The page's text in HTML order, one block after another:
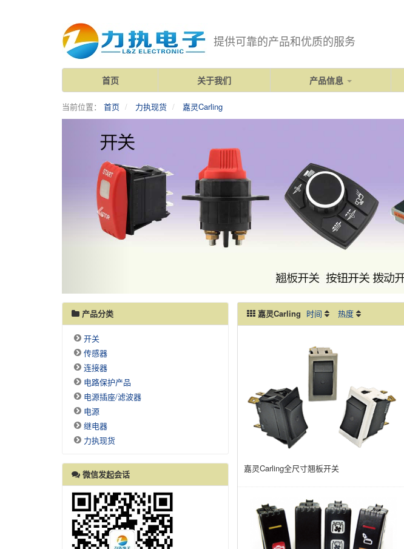
提供可靠的产品和优质的服务
首页 关于我们 产品信息
当前位置： 首页 力执现货 嘉灵Carling
嘉灵Carling 时间 热度
嘉灵Carling全尺寸翘板开关
产品分类
开关
传感器
连接器
电路保护产品
电源插座/滤波器
电源
继电器
力执现货
微信发起会话